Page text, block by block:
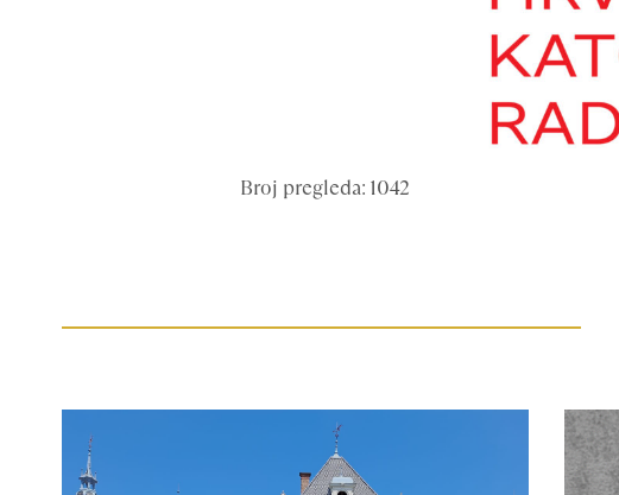
Broj pregleda: 1042